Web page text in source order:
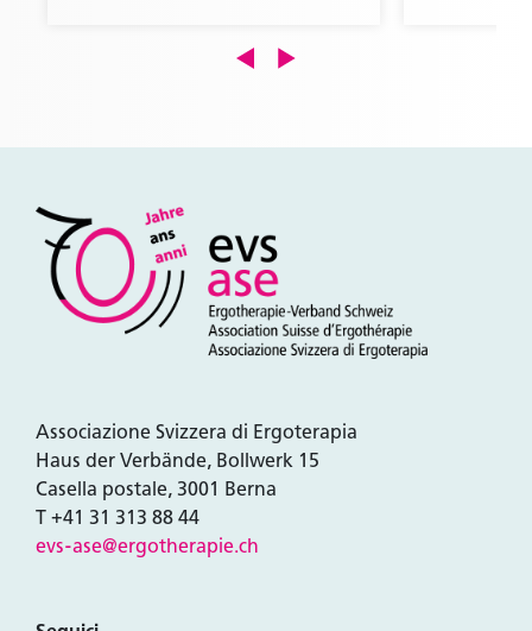
Associazione Svizzera di Ergoterapia
Haus der Verbände, Bollwerk 15
Casella postale, 3001 Berna
T +41 31 313 88 44
evs-ase@ergotherapie.ch